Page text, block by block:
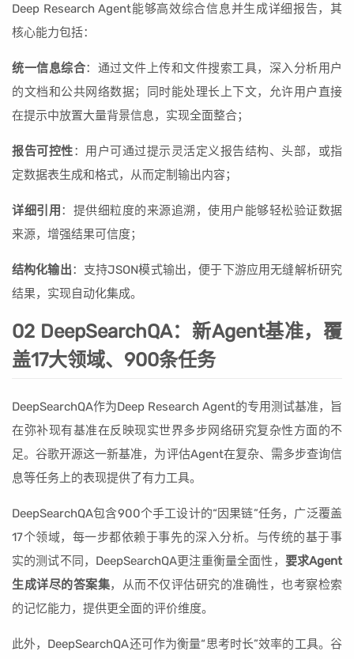
Deep Research Agent能够高效综合信息并生成详细报告，其
核心能力包括：
统一信息综合：通过文件上传和文件搜索工具，深入分析用户
的文档和公共网络数据；同时能处理长上下文，允许用户直接
在提示中放置大量背景信息，实现全面整合；
报告可控性：用户可通过提示灵活定义报告结构、头部，或指
定数据表生成和格式，从而定制输出内容；
详细引用 ：提供细粒度的来源追溯，使用户能够轻松验证数据
来源，增强结果可信度；
结构化输出：支持JSON模式输出，便于下游应用无缝解析研究
结果，实现自动化集成。
02 DeepSearchQA：新Agent基准，覆
盖17大领域、900条任务
DeepSearchQA作为Deep Research Agent的专用测试基准，旨
在弥补现有基准在反映现实世界多步网络研究复杂性方面的不
足。谷歌开源这一新基准，为评估Agent在复杂、需多步查询信
息等任务上的表现提供了有力工具。
DeepSearchQA包含900个手工设计的“因果链”任务，广泛覆盖
17个领域，每一步都依赖于事先的深入分析。与传统的基于事
实的测试不同，DeepSearchQA更注重衡量全面性， 要求Agent
生成详尽的答案集，从而不仅评估研究的准确性，也考察检索
的记忆能力，提供更全面的评价维度。
此外，DeepSearchQA还可作为衡量“思考时长”效率的工具。谷